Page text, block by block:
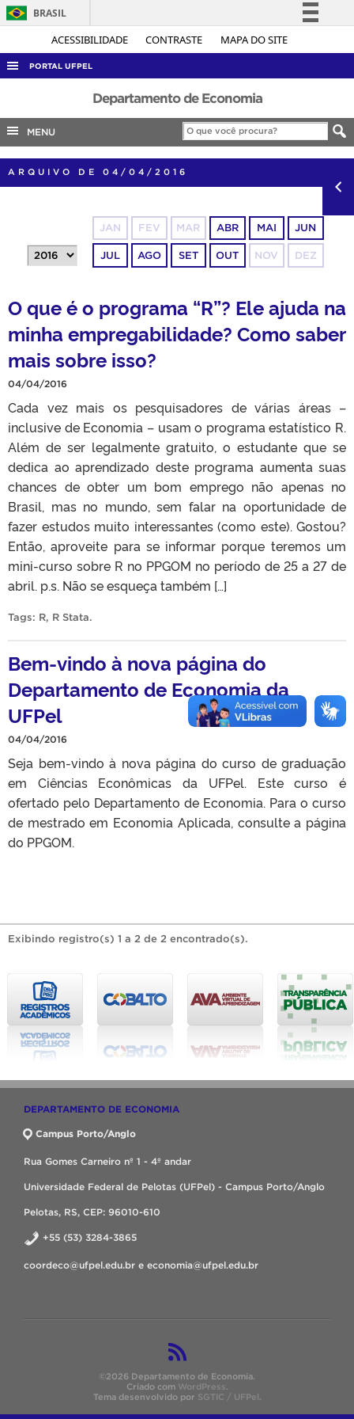
ACESSIBILIDADE CONTRASTE MAPA DO SITE
BRASIL
Simplifique!
Legislação
Canais
PORTAL UFPEL
ACESSO À INFORMAÇÃO
AUDITORIA
COBALTO
CONCURSOS
OUVIDORIA
TELEFONES
Departamento de Economia
MENU
ARQUIVO DE 04/04/2016
JAN FEV MAR ABR MAI JUN
JUL AGO SET OUT NOV DEZ
O que é o programa “R”? Ele ajuda na
minha empregabilidade? Como saber
mais sobre isso?
04/04/2016
Cada vez mais os pesquisadores de várias áreas –
inclusive de Economia – usam o programa estatístico R.
Além de ser legalmente gratuito, o estudante que se
dedica ao aprendizado deste programa aumenta suas
chances de obter um bom emprego não apenas no
Brasil, mas no mundo, sem falar na oportunidade de
fazer estudos muito interessantes (como este). Gostou?
Então, aproveite para se informar porque teremos um
mini-curso sobre R no PPGOM no período de 25 a 27 de
abril. p.s. Não se esqueça também […]
Tags: R, R Stata.
Bem-vindo à nova página do
Departamento de Economia da
UFPel
04/04/2016
Seja bem-vindo à nova página do curso de graduação
em Ciências Econômicas da UFPel. Este curso é
ofertado pelo Departamento de Economia. Para o curso
de mestrado em Economia Aplicada, consulte a página
do PPGOM.
Exibindo registro(s) 1 a 2 de 2 encontrado(s).
DEPARTAMENTO DE ECONOMIA
Campus Porto/Anglo
Rua Gomes Carneiro nº 1 - 4º andar
Universidade Federal de Pelotas (UFPel) - Campus Porto/Anglo
Pelotas, RS, CEP: 96010-610
+55 (53) 3284-3865
coordeco@ufpel.edu.br e economia@ufpel.edu.br
©2026 Departamento de Economia.
Criado com WordPress.
Tema desenvolvido por SGTIC / UFPel.